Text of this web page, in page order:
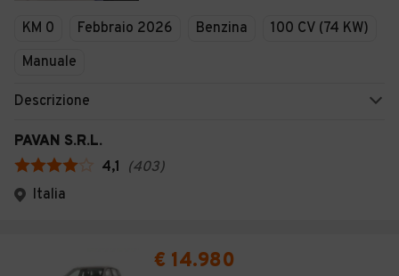
KM 0 Febbraio 2026 Benzina
100 CV (74 KW)
Manuale
Descrizione
PAVAN S.R.L.
4,1 (403)
Italia
€ 14.980